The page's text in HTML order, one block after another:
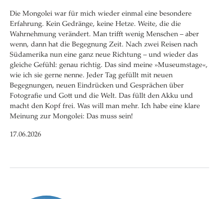
Die Mongolei war für mich wieder einmal eine besondere
Erfahrung. Kein Gedränge, keine Hetze. Weite, die die
Wahrnehmung verändert. Man trifft wenig Menschen – aber
wenn, dann hat die Begegnung Zeit. Nach zwei Reisen nach
Südamerika nun eine ganz neue Richtung – und wieder das
gleiche Gefühl: genau richtig. Das sind meine »Museumstage«,
wie ich sie gerne nenne. Jeder Tag gefüllt mit neuen
Begegnungen, neuen Eindrücken und Gesprächen über
Fotografie und Gott und die Welt. Das füllt den Akku und
macht den Kopf frei. Was will man mehr. Ich habe eine klare
Meinung zur Mongolei: Das muss sein!
17.06.2026